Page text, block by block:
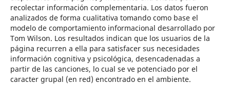
recolectar información complementaria. Los datos fueron
analizados de forma cualitativa tomando como base el
modelo de comportamiento informacional desarrollado por
Tom Wilson. Los resultados indican que los usuarios de la
página recurren a ella para satisfacer sus necesidades
información cognitiva y psicológica, desencadenadas a
partir de las canciones, lo cual se ve potenciado por el
caracter grupal (en red) encontrado en el ambiente.